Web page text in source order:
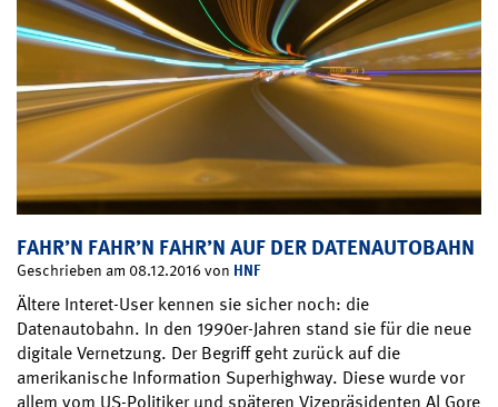
FAHR’N FAHR’N FAHR’N AUF DER DATENAUTOBAHN
Geschrieben am 08.12.2016 von HNF
Ältere Interet-User kennen sie sicher noch: die
Datenautobahn. In den 1990er-Jahren stand sie für die neue
digitale Vernetzung. Der Begriff geht zurück auf die
amerikanische Information Superhighway. Diese wurde vor
allem vom US-Politiker und späteren Vizepräsidenten Al Gore